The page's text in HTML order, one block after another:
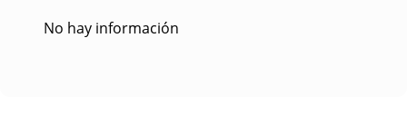
No hay información